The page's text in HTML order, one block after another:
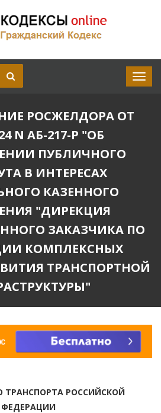
РОСЖЕЛДОРА ОТ
N АБ-217-Р "ОБ
ПУБЛИЧНОГО
В ИНТЕРЕСАХ
КАЗЕННОГО
"ДИРЕКЦИЯ
ЗАКАЗЧИКА ПО
КОМПЛЕКСНЫХ
ТРАНСПОРТНОЙ
ТРАНСПОРТА РОССИЙСКОЙ
ФЕДЕРАЦИИ